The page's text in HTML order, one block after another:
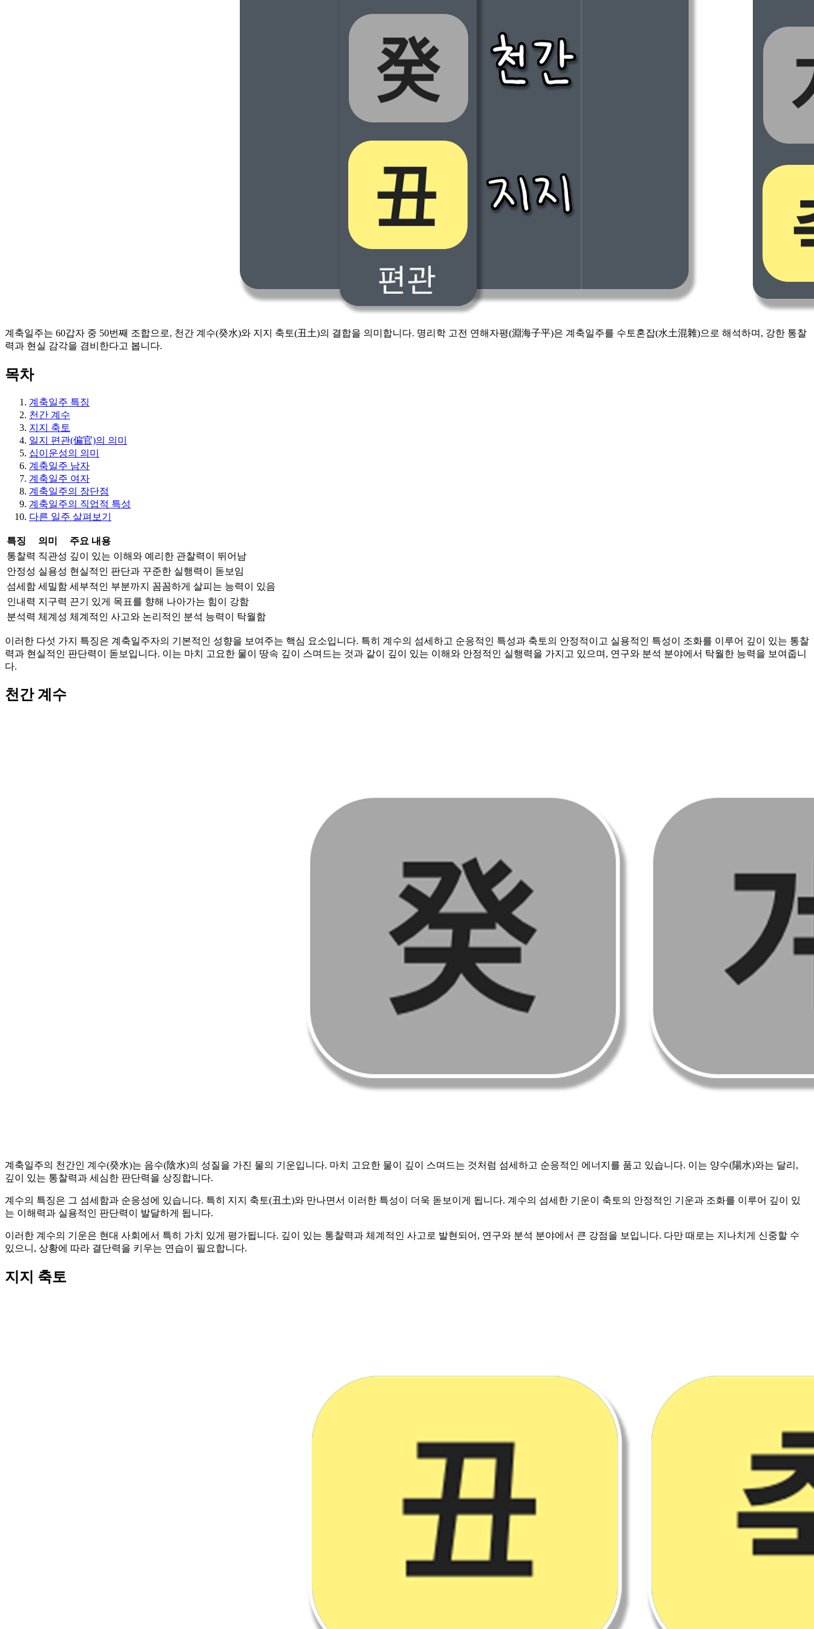
계축일주는 60갑자 중 50번째 조합으로, 천간 계수(癸水)와 지지 축토(丑土)의 결합을 의미합니다. 명리학 고전 연해자평(淵海子平)은 계축일주를 수토혼잡(水土混雜)으로 해석하며, 강한 통찰
력과 현실 감각을 겸비한다고 봅니다.
목차
계축일주 특징
천간 계수
지지 축토
일지 편관(偏官)의 의미
십이운성의 의미
계축일주 남자
계축일주 여자
계축일주의 장단점
계축일주의 직업적 특성
다른 일주 살펴보기
특징 의미
주요 내용
통찰력 직관성 깊이 있는 이해와 예리한 관찰력이 뛰어남
안정성 실용성 현실적인 판단과 꾸준한 실행력이 돋보임
섬세함 세밀함 세부적인 부분까지 꼼꼼하게 살피는 능력이 있음
인내력 지구력 끈기 있게 목표를 향해 나아가는 힘이 강함
분석력 체계성 체계적인 사고와 논리적인 분석 능력이 탁월함
이러한 다섯 가지 특징은 계축일주자의 기본적인 성향을 보여주는 핵심 요소입니다. 특히 계수의 섬세하고 순응적인 특성과 축토의 안정적이고 실용적인 특성이 조화를 이루어 깊이 있는 통찰
력과 현실적인 판단력이 돋보입니다. 이는 마치 고요한 물이 땅속 깊이 스며드는 것과 같이 깊이 있는 이해와 안정적인 실행력을 가지고 있으며, 연구와 분석 분야에서 탁월한 능력을 보여줍니
다.
천간 계수
계축일주의 천간인 계수(癸水)는 음수(陰水)의 성질을 가진 물의 기운입니다. 마치 고요한 물이 깊이 스며드는 것처럼 섬세하고 순응적인 에너지를 품고 있습니다. 이는 양수(陽水)와는 달리,
깊이 있는 통찰력과 세심한 판단력을 상징합니다.
계수의 특징은 그 섬세함과 순응성에 있습니다. 특히 지지 축토(丑土)와 만나면서 이러한 특성이 더욱 돋보이게 됩니다. 계수의 섬세한 기운이 축토의 안정적인 기운과 조화를 이루어 깊이 있
는 이해력과 실용적인 판단력이 발달하게 됩니다.
이러한 계수의 기운은 현대 사회에서 특히 가치 있게 평가됩니다. 깊이 있는 통찰력과 체계적인 사고로 발현되어, 연구와 분석 분야에서 큰 강점을 보입니다. 다만 때로는 지나치게 신중할 수
있으니, 상황에 따라 결단력을 키우는 연습이 필요합니다.
지지 축토